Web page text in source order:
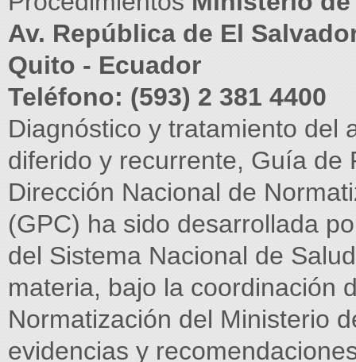
Av. República de El
Quito - Ecuador
Teléfono: (593) 2 381 4400
Diagnóstico y tratamiento del
diferido y recurrente, Guía de
Dirección Nacional de
(GPC) ha sido desarrollada
del Sistema Nacional de
materia, bajo la coordinación
Normatización del Ministerio
evidencias y